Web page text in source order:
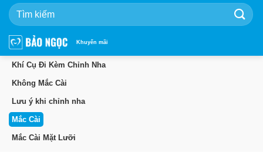
qua
dung
Khuyến mãi
Khí Cụ Đi Kèm Chỉnh Nha
Không Mắc Cài
Lưu ý khi chỉnh nha
Mắc Cài
Mắc Cài Mặt Lưỡi